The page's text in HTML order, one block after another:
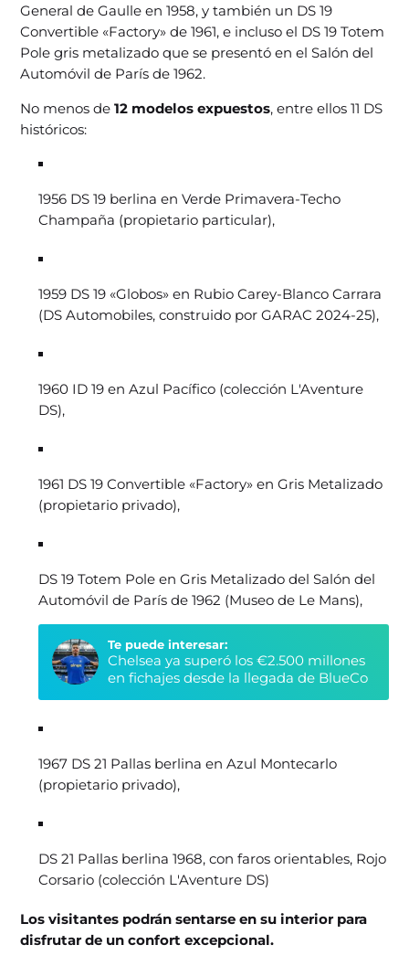
General de Gaulle en 1958, y también un DS 19
Convertible «Factory» de 1961, e incluso el DS 19 Totem
Pole gris metalizado que se presentó en el Salón del
Automóvil de París de 1962.
No menos de12 modelos expuestos, entre ellos 11 DS
históricos:
1956 DS 19 berlina en Verde Primavera-Techo
Champaña (propietario particular),
1959 DS 19 «Globos» en Rubio Carey-Blanco Carrara
(DS Automobiles, construido por GARAC 2024-25),
1960 ID 19 en Azul Pacífico (colección L'Aventure
DS),
1961 DS 19 Convertible «Factory» en Gris Metalizado
(propietario privado),
DS 19 Totem Pole en Gris Metalizado del Salón del
Automóvil de París de 1962 (Museo de Le Mans),
Te puede interesar:
Chelsea ya superó los €2.500 millones
en fichajes desde la llegada de BlueCo
1967 DS 21 Pallas berlina en Azul Montecarlo
(propietario privado),
DS 21 Pallas berlina 1968, con faros orientables, Rojo
Corsario (colección L'Aventure DS)
Los visitantes podrán sentarse en su interior para
disfrutar de un confort excepcional.